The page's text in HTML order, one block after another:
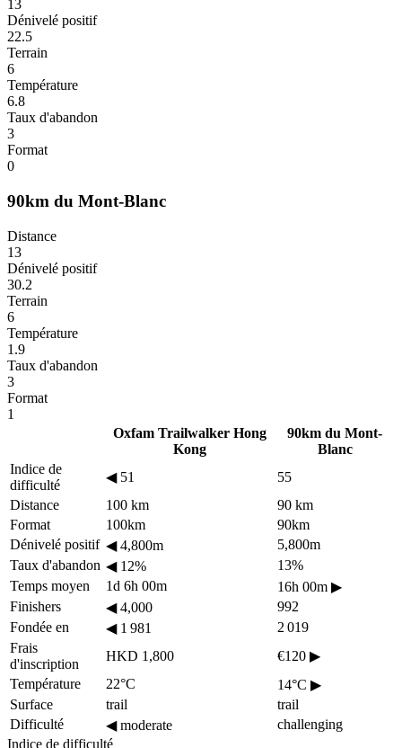
13
Dénivelé positif
22.5
Terrain
6
Température
6.8
Taux d'abandon
3
Format
0
90km du Mont-Blanc
Distance
13
Dénivelé positif
30.2
Terrain
6
Température
1.9
Taux d'abandon
3
Format
1
Oxfam Trailwalker Hong
Kong
90km du Mont-
Blanc
Indice de
difficulté
◀51
55
Distance
100 km
90 km
Format
100km
90km
Dénivelé positif ◀4,800m
5,800m
Taux d'abandon ◀12%
13%
Temps moyen
1d 6h 00m 16h 00m ▶
Finishers
◀4,000
992
Fondée en
◀1 981
2 019
Frais
d'inscription
HKD 1,800 €120 ▶
Température
22°C 14°C ▶
Surface
trail
trail
Difficulté
◀moderate
challenging
Indice de difficulté